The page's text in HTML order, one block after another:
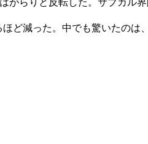
らりと反転した。サブカル
ど減った。中でも驚いたのは